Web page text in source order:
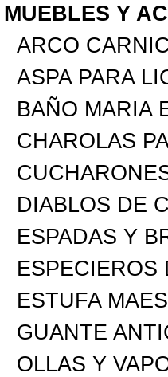
MUEBLES Y
ARCO
ASPA PARA
BAÑO MARIA
CHAROLAS
DIABLOS DE
ESPADAS Y
ESPECIEROS
ESTUFA
GUANTE
OLLAS Y